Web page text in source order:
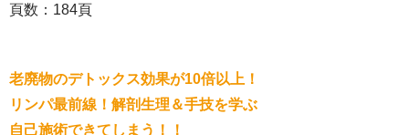
頁数：184頁
老廃物のデトックス効果が10倍以上！
リンパ最前線！解剖生理＆手技を学ぶ
自己施術できてしまう！！